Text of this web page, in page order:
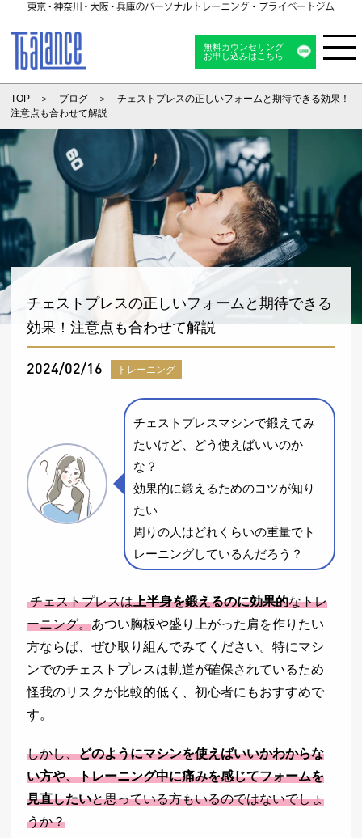
無料カウンセリング
お申し込みはこちら
TOP ブログ
チェストプレスの正しいフォームと期待できる効果！
注意点も合わせて解説
チェストプレスの正しいフォームと期待できる
効果！注意点も合わせて解説
2024/02/16 トレーニング
チェストプレスマシンで鍛えてみ
たいけど、どう使えばいいのか
な？
効果的に鍛えるためのコツが知り
たい
周りの人はどれくらいの重量でト
レーニングしているんだろう？
チェストプレスは上半身を鍛えるのに効果的なトレ
ーニング。あつい胸板や盛り上がった肩を作りたい
方ならば、ぜひ取り組んでみてください。特にマシ
ンでのチェストプレスは軌道が確保されているため
怪我のリスクが比較的低く、初心者にもおすすめで
す。
しかし、どのようにマシンを使えばいいかわからな
い方や、トレーニング中に痛みを感じてフォームを
見直したいと思っている方もいるのではないでしょ
うか？